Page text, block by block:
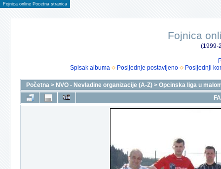
Fojnica online Pocetna stranica
Fojnica
(1999-
Spisak albuma
Posljednje postavljeno Posljednji
Početna > NVO - Nevladine organizacije (A-Z) > Opcinska liga u